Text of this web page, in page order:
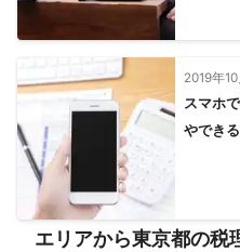
2019年
スマホ
やでき
エリアから東京都の税